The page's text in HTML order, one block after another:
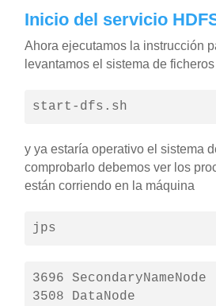
Inicio del servicio
Ahora ejecutamos la instrucción
levantamos el sistema de
start-dfs.sh
y ya estaría operativo el sistema
comprobarlo debemos ver los
están corriendo en la máquina
jps
3696 SecondaryNameNode
3508 DataNode